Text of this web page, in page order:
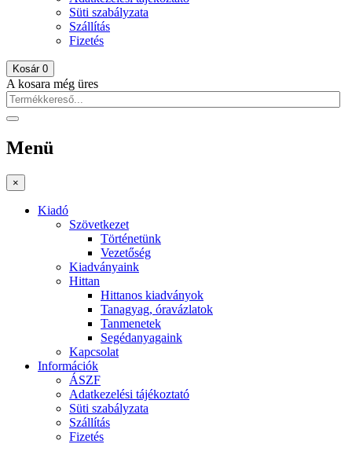
Süti szabályzata
Szállítás
Fizetés
Kosár 0
A kosara még üres
Menü
×
Kiadó
Szövetkezet
Történetünk
Vezetőség
Kiadványaink
Hittan
Hittanos kiadványok
Tanagyag, óravázlatok
Tanmenetek
Segédanyagaink
Kapcsolat
Információk
ÁSZF
Adatkezelési tájékoztató
Süti szabályzata
Szállítás
Fizetés